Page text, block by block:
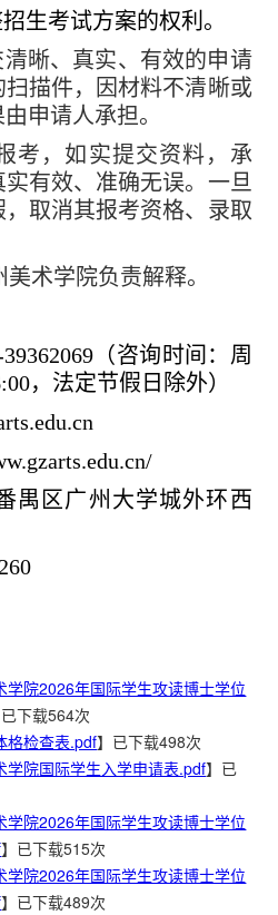
生考试方案的权利。
晰、真实、有效的申请
描件，因材料不清晰或
申请人承担。
考，如实提交资料，承
有效、准确无误。一旦
取消其报考资格、录取
术学院负责解释。
（咨询时间：周
，法定节假日除外）
禺区广州大学城外环西
学院2026年国际学生攻读博士学位
下载564次
格检查表.pdf】已下载498次
学院国际学生入学申请表.pdf】已
学院2026年国际学生攻读博士学位
】已下载515次
学院2026年国际学生攻读博士学位
】已下载489次